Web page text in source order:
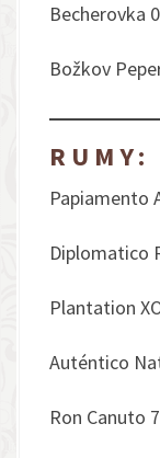
Becherovka
Božkov
RUMY:
Papiamento
Diplomatico
Plantation
Auténtico
Ron Canuto